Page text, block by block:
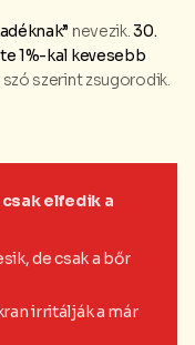
nevezik.30.
1%-kal kevesebb
szerint zsugorodik.
elfedik a
de csak a bőr
irritálják a már